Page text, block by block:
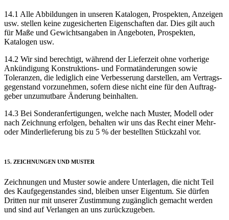
14.1 Alle Abbildungen in unseren Katalogen, Prospekten, Anzeigen
usw. stellen keine zugesicherten Eigen­schaften dar. Dies gilt auch
für Maße und Gewichts­angaben in Angeboten, Prospekten,
Katalogen usw.
14.2 Wir sind berechtigt, während der Lieferzeit ohne vorherige
Ankündigung Konstruktions- und Format­änderungen sowie
Toleranzen, die lediglich eine Verbesserung darstellen, am Vertrags­
gegenstand vorzunehmen, sofern diese nicht eine für den Auftrag­
geber unzumutbare Änderung beinhalten.
14.3 Bei Sonder­anfertigungen, welche nach Muster, Modell oder
nach Zeichnung erfolgen, behalten wir uns das Recht einer Mehr-
oder Minder­lieferung bis zu 5 % der bestellten Stückzahl vor.
15. ZEICHNUNGEN UND MUSTER
Zeichnungen und Muster sowie andere Unterlagen, die nicht Teil
des Kauf­gegen­standes sind, bleiben unser Eigentum. Sie dürfen
Dritten nur mit unserer Zustimmung zugänglich gemacht werden
und sind auf Verlangen an uns zurückzugeben.